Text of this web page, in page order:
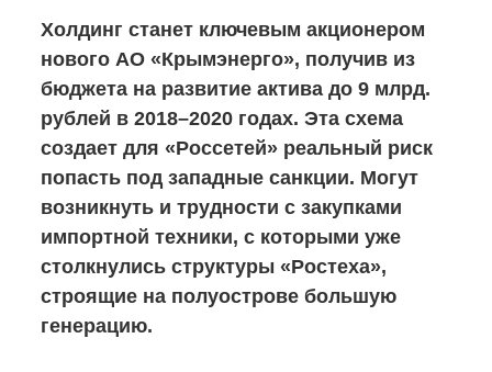
Холдинг станет ключевым акционером
нового АО «Крымэнерго», получив из
бюджета на развитие актива до 9 млрд.
рублей в 2018–2020 годах. Эта схема
создает для «Россетей» реальный риск
попасть под западные санкции. Могут
возникнуть и трудности с закупками
импортной техники, с которыми уже
столкнулись структуры «Ростеха»,
строящие на полуострове большую
генерацию.